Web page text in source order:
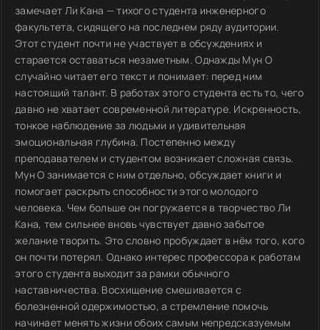
замечает Ли Кана — тихого студента инженерного
факультета, сидящего на последнем ряду аудитории.
Этот студент почти не участвует в обсуждениях и
старается оставаться незаметным. Однажды Мун О
случайно читает его текст и понимает: перед ним
настоящий талант. В работах этого студента есть то, чего
давно не хватает современной литературе. Искренность,
тонкое наблюдение за людьми и удивительная
эмоциональная глубина. Постепенно между
преподавателем и студентом возникает сложная связь.
Мун О занимается с ним отдельно, обсуждает книги и
помогает раскрыть способности этого молодого
человека. Чем больше он погружается в творчество Ли
Кана, тем сильнее вновь чувствует давно забытое
желание творить. Это словно пробуждает в нём того, кого
он почти потерял. Однако интерес профессора к работам
этого студента выходит за рамки обычного
наставничества. Восхищение смешивается с
болезненной одержимостью, а стремление помочь
начинает менять жизни обоих самым непредсказуемым